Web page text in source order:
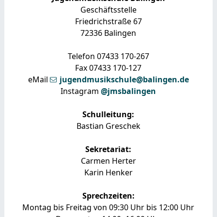
Geschäftsstelle
Friedrichstraße 67
72336 Balingen
Telefon 07433 170-267
Fax 07433 170-127
eMail
jugendmusikschule@balingen.de
Instagram @jmsbalingen
Schulleitung:
Bastian Greschek
Sekretariat:
Carmen Herter
Karin Henker
Sprechzeiten:
Montag bis Freitag von 09:30 Uhr bis 12:00 Uhr